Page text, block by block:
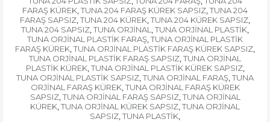
FARAŞ KÜREK, TUNA 204 FARAŞ KÜREK SAPSIZ, TUNA 204
FARAŞ SAPSIZ, TUNA 204 KÜREK, TUNA 204 KÜREK SAPSIZ,
TUNA 204 SAPSIZ, TUNA ORJİNAL , TUNA ORJİNAL PLASTİK,
TUNA ORJİNAL PLASTİK FARAŞ, TUNA ORJİNAL PLASTİK
FARAŞ KÜREK, TUNA ORJİNAL PLASTİK FARAŞ KÜREK SAPSIZ,
TUNA ORJİNAL PLASTİK FARAŞ SAPSIZ, TUNA ORJİNAL
PLASTİK KÜREK, TUNA ORJİNAL PLASTİK KÜREK SAPSIZ,
TUNA ORJİNAL PLASTİK SAPSIZ, TUNA ORJİNAL FARAŞ, TUNA
ORJİNAL FARAŞ KÜREK, TUNA ORJİNAL FARAŞ KÜREK
SAPSIZ, TUNA ORJİNAL FARAŞ SAPSIZ, TUNA ORJİNAL
KÜREK, TUNA ORJİNAL KÜREK SAPSIZ, TUNA ORJİNAL
SAPSIZ, TUNA PLASTİK,